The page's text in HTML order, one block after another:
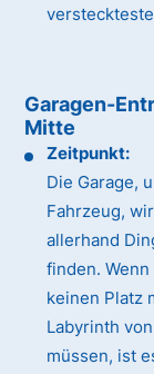
Garagen-
Mitte
Zeitpunkt:
Die Garage,
Fahrzeug,
allerhand
finden.
keinen Platz
Labyrinth
müssen, ist